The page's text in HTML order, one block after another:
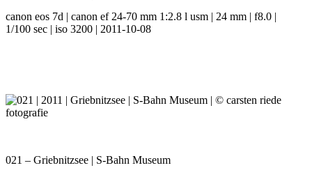
canon eos 7d | canon ef 24-70 mm 1:2.8 l usm | 24 mm | f8.0 |
1/100 sec | iso 3200 | 2011-10-08
021 – Griebnitzsee | S-Bahn Museum